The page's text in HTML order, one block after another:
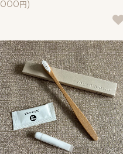
000円)